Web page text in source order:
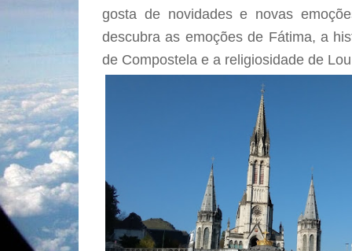
gosta de novidades e novas
descubra as emoções de Fátima, a
de Compostela e a religiosidade de